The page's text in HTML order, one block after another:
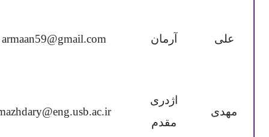
علی آرمان armaan59@gmail.com
مهدی
اژدری
مقدم